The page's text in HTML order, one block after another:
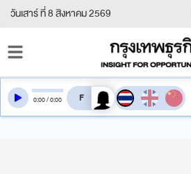
วันเสาร์ ที่ 8 สิงหาคม 2569
0:00/0:00 สลับเสียงอ่าน